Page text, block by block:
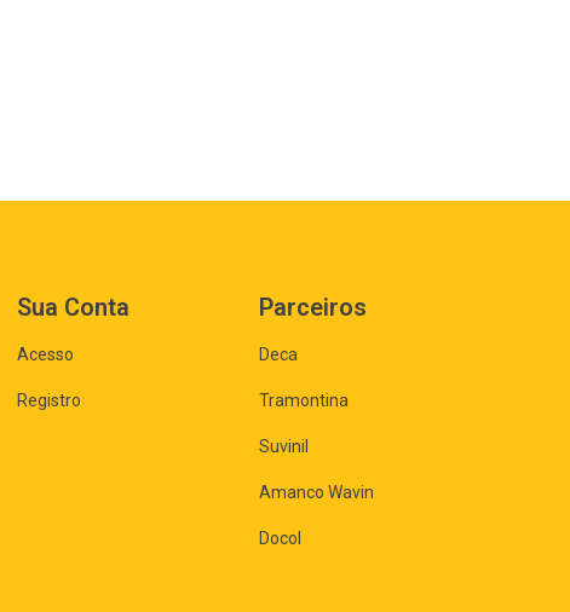
Sua Conta
Acesso
Registro
Parceiros
Deca
Tramontina
Suvinil
Amanco Wavin
Docol